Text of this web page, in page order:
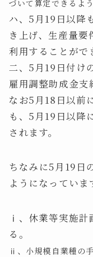
づいて算定できるよ
ハ、5月19日以降
き上げ、生産量
利用することがで
二、5月19日付け
雇用調整助成金支
なお5月18日以前
も、5月19日以降
されます。
ちなみに5月19日
ようになっていま
ⅰ、休業等実施計
る。
ⅱ、小規模自業種の